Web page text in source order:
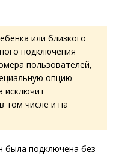
или близкого
подключения
пользователей,
опцию
исключит
том числе и на
была подключена без